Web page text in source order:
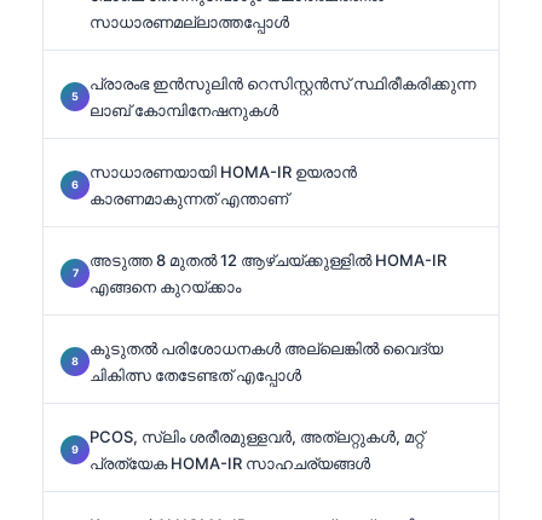
സാധാരണമല്ലാത്തപ്പോൾ
പ്രാരംഭ ഇൻസുലിൻ റെസിസ്റ്റൻസ് സ്ഥിരീകരിക്കുന്ന
ലാബ് കോമ്പിനേഷനുകൾ
സാധാരണയായി HOMA-IR ഉയരാൻ
കാരണമാകുന്നത് എന്താണ്
അടുത്ത 8 മുതൽ 12 ആഴ്ചയ്ക്കുള്ളിൽ HOMA-IR
എങ്ങനെ കുറയ്ക്കാം
കൂടുതൽ പരിശോധനകൾ അല്ലെങ്കിൽ വൈദ്യ
ചികിത്സ തേടേണ്ടത് എപ്പോൾ
PCOS, സ്ലിം ശരീരമുള്ളവർ, അത്‌ലറ്റുകൾ, മറ്റ്
പ്രത്യേക HOMA-IR സാഹചര്യങ്ങൾ